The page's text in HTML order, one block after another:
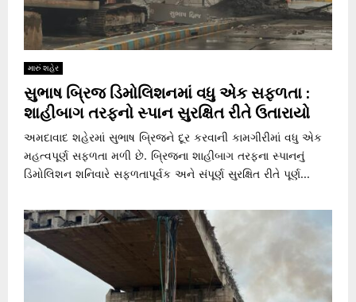
મારું શહેર
સુભાષ બ્રિજ ડિમોલિશનમાં વધુ એક સફળતા :
શાહીબાગ તરફનો સ્પાન સુરક્ષિત રીતે ઉતારાયો
અમદાવાદ શહેરમાં સુભાષ બ્રિજને દૂર કરવાની કામગીરીમાં વધુ એક
મહત્વપૂર્ણ સફળતા મળી છે. બ્રિજના શાહીબાગ તરફના સ્પાનનું
ડિમોલિશન શનિવારે સફળતાપૂર્વક અને સંપૂર્ણ સુરક્ષિત રીતે પૂર્ણ...